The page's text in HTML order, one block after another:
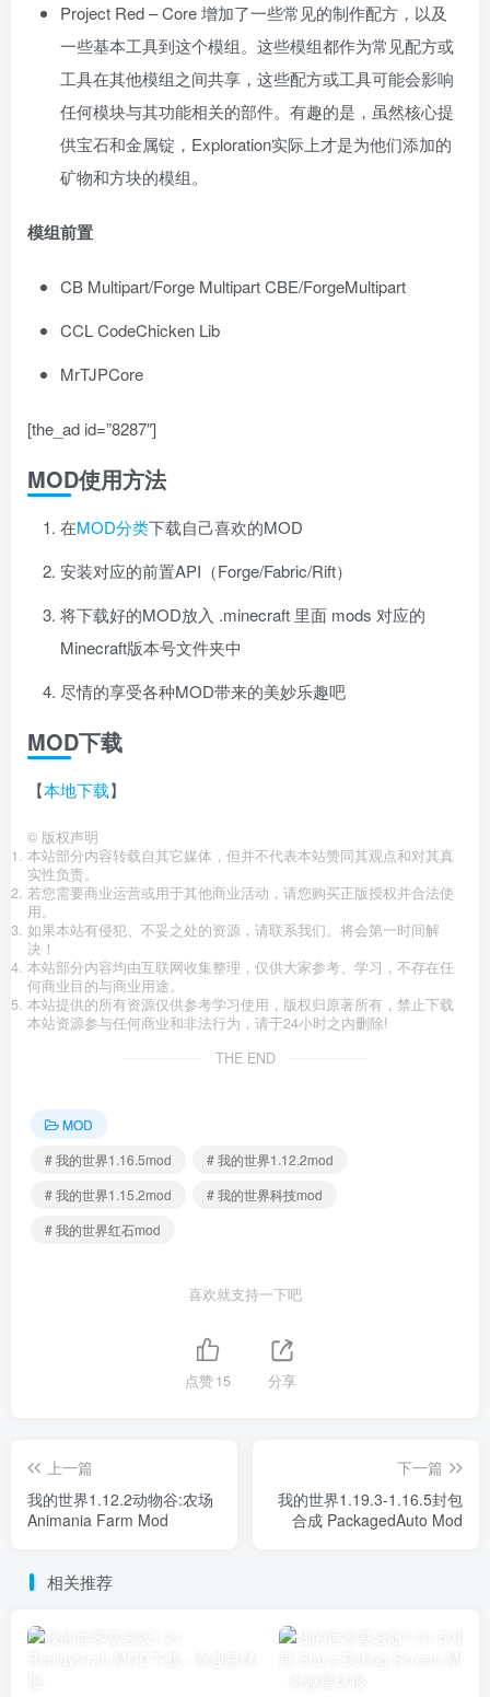
Project Red – Core 增加了一些常见的制作配方，以及
一些基本工具到这个模组。这些模组都作为常见配方或
工具在其他模组之间共享，这些配方或工具可能会影响
任何模块与其功能相关的部件。有趣的是，虽然核心提
供宝石和金属锭，Exploration实际上才是为他们添加的
矿物和方块的模组。
模组前置
CB Multipart/Forge Multipart CBE/ForgeMultipart
CCL CodeChicken Lib
MrTJPCore
[the_ad id=”8287″]
MOD使用方法
在MOD分类下载自己喜欢的MOD
安装对应的前置API（Forge/Fabric/Rift）
将下载好的MOD放入 .minecraft 里面 mods 对应的
Minecraft版本号文件夹中
尽情的享受各种MOD带来的美妙乐趣吧
MOD下载
【本地下载】
© 版权声明
本站部分内容转载自其它媒体，但并不代表本站赞同其观点和对其真
实性负责。
若您需要商业运营或用于其他商业活动，请您购买正版授权并合法使
用。
如果本站有侵犯、不妥之处的资源，请联系我们。将会第一时间解
决！
本站部分内容均由互联网收集整理，仅供大家参考、学习，不存在任
何商业目的与商业用途。
本站提供的所有资源仅供参考学习使用，版权归原著所有，禁止下载
本站资源参与任何商业和非法行为，请于24小时之内删除!
THE END
MOD
# 我的世界1.16.5mod
# 我的世界1.12.2mod
# 我的世界1.15.2mod
# 我的世界科技mod
# 我的世界红石mod
喜欢就支持一下吧
点赞15 分享
上一篇
我的世界1.12.2动物谷:农场
Animania Farm Mod
下一篇
我的世界1.19.3-1.16.5封包
合成 PackagedAuto Mod
相关推荐